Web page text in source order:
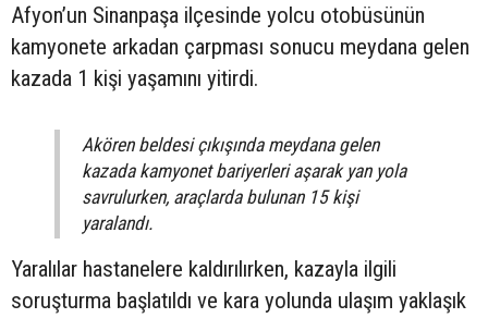
Afyon’un Sinanpaşa ilçesinde yolcu otobüsünün
kamyonete arkadan çarpması sonucu meydana gelen
kazada 1 kişi yaşamını yitirdi.
Akören beldesi çıkışında meydana gelen
kazada kamyonet bariyerleri aşarak yan yola
savrulurken, araçlarda bulunan 15 kişi
yaralandı.
Yaralılar hastanelere kaldırılırken, kazayla ilgili
soruşturma başlatıldı ve kara yolunda ulaşım yaklaşık